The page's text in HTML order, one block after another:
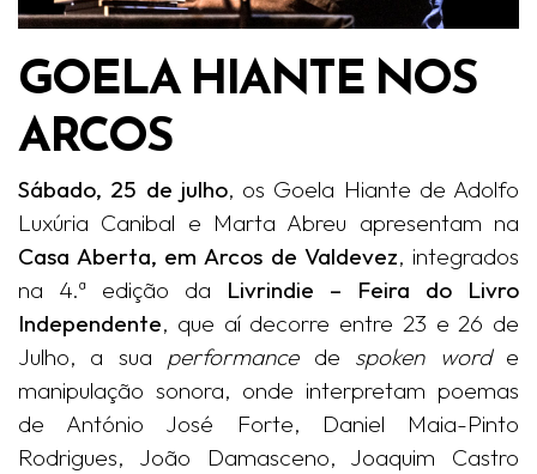
GOELA HIANTE NOS
ARCOS
Sábado, 25 de julho, os Goela Hiante de Adolfo
Luxúria Canibal e Marta Abreu apresentam na
Casa Aberta, em Arcos de Valdevez, integrados
na 4.ª edição da Livrindie – Feira do Livro
Independente, que aí decorre entre 23 e 26 de
Julho, a sua performancede spoken worde
manipulação sonora, onde interpretam poemas
de António José Forte, Daniel Maia-Pinto
Rodrigues, João Damasceno, Joaquim Castro